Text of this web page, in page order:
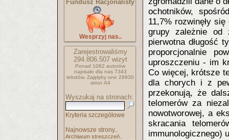
Fundusz Racjonalisty
Wesprzyj nas..
Zarejestrowaliśmy
294.806.507wizyt
Ponad 1062 autorów
napisało dla nas 7343
tekstów. Zajęłyby one 28930
stron A4
Wyszukaj na stronach:
Kryteria szczegółowe
Najnowsze strony..
Archiwum streszczeń..
ochotników,
11,7% rozwinęły
grupy zależnie od
pierwotna długość
proporcjonalnie
uproszczeniu - im
Co więcej, krótsze
dla chorych i z
przekonują, że
telomerów za
nowotworowej, a
skracania
immunologicznego)